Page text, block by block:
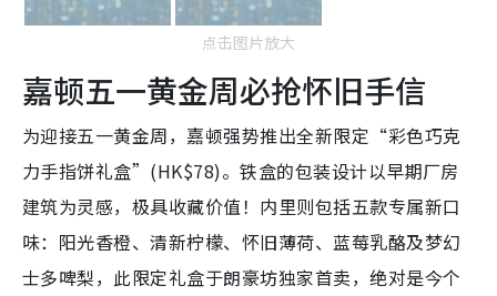
点击图片放大
嘉顿五一黄金周必抢怀旧手信
为迎接五一黄金周，嘉顿强势推出全新限定“彩色巧克
力手指饼礼盒”(HK$78)。铁盒的包装设计以早期厂房
建筑为灵感，极具收藏价值！内里则包括五款专属新口
味：阳光香橙、清新柠檬、怀旧薄荷、蓝莓乳酪及梦幻
士多啤梨，此限定礼盒于朗豪坊独家首卖，绝对是今个